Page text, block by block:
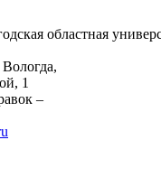
областная
1
–